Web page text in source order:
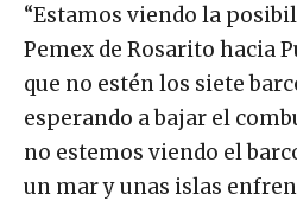
“Estamos viendo la
Pemex de Rosarito hacia
que no estén los siete
esperando a bajar el
no estemos viendo el
un mar y unas islas